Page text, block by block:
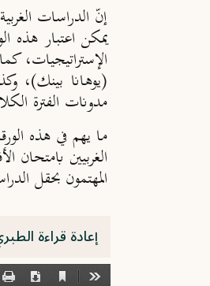
إنّ الدراسات
يمكن اعتبار هذه
الإستراتيجيات،
(يوهانا بينك)،
مدونات الفترة
ما يهم في هذه
الغربيين بامتحان
المهتمون بحقل
إعادة قراءة